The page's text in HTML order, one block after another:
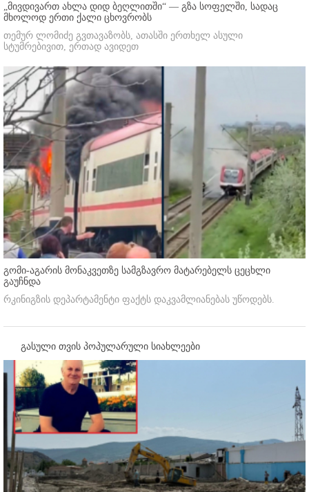
„მივდივართ ახლა დიდ ბეღლითში“ — გზა სოფელში, სადაც
მხოლოდ ერთი ქალი ცხოვრობს
თემურ ლომიძე გვთავაზობს, ათასში ერთხელ ასული
სტუმრებივით, ერთად ავიდეთ
გომი-აგარის მონაკვეთზე სამგზავრო მატარებელს ცეცხლი
გაუჩნდა
რკინიგზის დეპარტამენტი ფაქტს დაკვამლიანებას უწოდებს.
გასული თვის პოპულარული სიახლეები